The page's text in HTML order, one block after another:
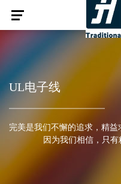
UL电子线
完美是我们不懈的追求，精益
因为我们相信，只有精雕